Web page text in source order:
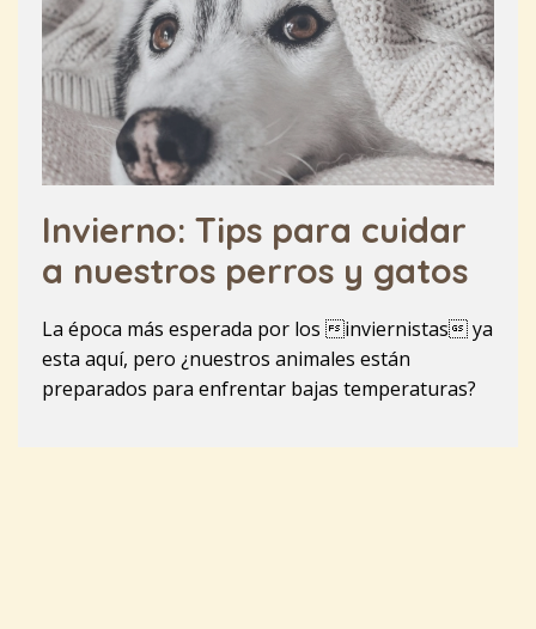
Invierno: Tips para cuidar
a nuestros perros y gatos
La época más esperada por los inviernistas ya
esta aquí, pero ¿nuestros animales están
preparados para enfrentar bajas temperaturas?